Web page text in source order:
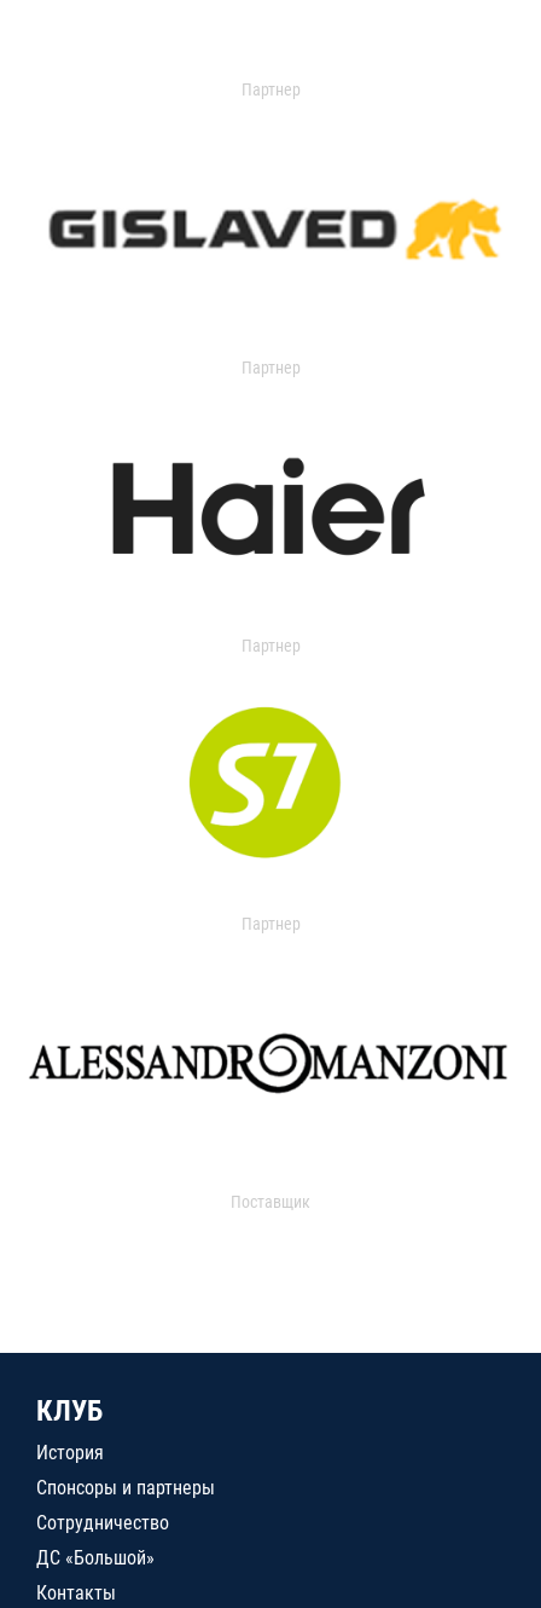
Партнер
Партнер
Партнер
Партнер
Поставщик
КЛУБ
История
Спонсоры и партнеры
Сотрудничество
ДС «Большой»
Контакты